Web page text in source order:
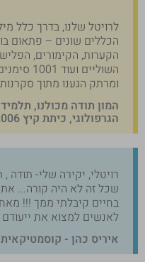
לרויטל שלנו, בדרך כלל
הכללים שונים – פתאום
הקערות, הקימורים,
השוליים
ומרתק הגענו מתוך
המון תודה מכולנו,
הגרפולוגי, כיתת קיץ 2006.
רויטלי, יקירה שלי- תודה
שכל זה לא היה קורה...
בחיים קיבלתי ממך !!!
לאנשים למצוא את ייעודם
איריס כהן -